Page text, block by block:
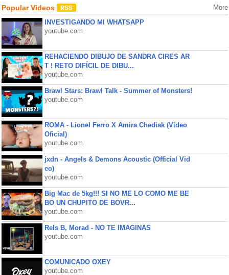
Popular Videos More
INVESTIGANDO MI WHATSAPP
youtube.com
REHACIENDO DIBUJO DE SANDRA CIRES AR
T ! RETO DIFÍCIL DE DIBU...
youtube.com
Brawl Stars: Brawl Talk - Summer of Monsters!
youtube.com
ROMA - Lionel Ferro X Amira Chediak (Video
Oficial)
youtube.com
jxdn - Angels & Demons Acoustic (Official Vid
eo)
youtube.com
Big Mac de 5kg!!! SI NO ME LO COMO ME BE
BO UN CHUPITO DE BOVR...
youtube.com
Rels B, Morad - NO TE IMAGINAS
youtube.com
COMUNICADO OXEY
youtube.com